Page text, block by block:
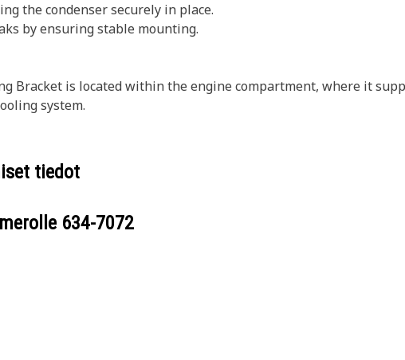
the condenser securely in place.
by ensuring stable mounting.
Bracket is located within the engine compartment, where it
system.
tiedot
634-7072